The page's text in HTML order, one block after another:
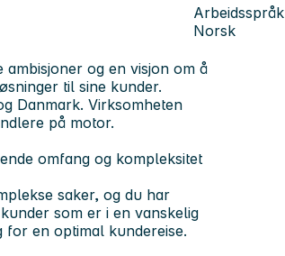
Arbeidsspråk
Norsk
og en visjon om å
til sine kunder.
Danmark. Virksomheten
på motor.
omfang og kompleksitet
saker, og du har
som er i en vanskelig
for en optimal kundereise.